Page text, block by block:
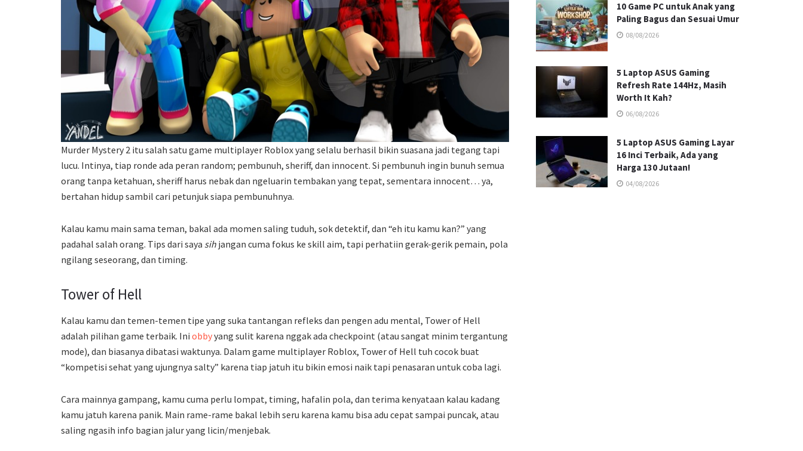
Murder Mystery 2 itu salah satu game multiplayer Roblox yang selalu berhasil bikin suasana jadi tegang tapi
lucu. Intinya, tiap ronde ada peran random; pembunuh, sheriff, dan innocent. Si pembunuh ingin bunuh semua
orang tanpa ketahuan, sheriff harus nebak dan ngeluarin tembakan yang tepat, sementara innocent… ya,
bertahan hidup sambil cari petunjuk siapa pembunuhnya.
Kalau kamu main sama teman, bakal ada momen saling tuduh, sok detektif, dan “eh itu kamu kan?” yang
padahal salah orang. Tips dari saya sih jangan cuma fokus ke skill aim, tapi perhatiin gerak-gerik pemain, pola
ngilang seseorang, dan timing.
Tower of Hell
Kalau kamu dan temen-temen tipe yang suka tantangan refleks dan pengen adu mental, Tower of Hell
adalah pilihan game terbaik. Ini obbyyang sulit karena nggak ada checkpoint (atau sangat minim tergantung
mode), dan biasanya dibatasi waktunya. Dalam game multiplayer Roblox, Tower of Hell tuh cocok buat
“kompetisi sehat yang ujungnya salty” karena tiap jatuh itu bikin emosi naik tapi penasaran untuk coba lagi.
Cara mainnya gampang, kamu cuma perlu lompat, timing, hafalin pola, dan terima kenyataan kalau kadang
kamu jatuh karena panik. Main rame-rame bakal lebih seru karena kamu bisa adu cepat sampai puncak, atau
saling ngasih info bagian jalur yang licin/menjebak.
10 Game PC untuk Anak yang
Paling Bagus dan Sesuai Umur
08/08/2026
5 Laptop ASUS Gaming
Refresh Rate 144Hz, Masih
Worth It Kah?
06/08/2026
5 Laptop ASUS Gaming Layar
16 Inci Terbaik, Ada yang
Harga 130 Jutaan!
04/08/2026